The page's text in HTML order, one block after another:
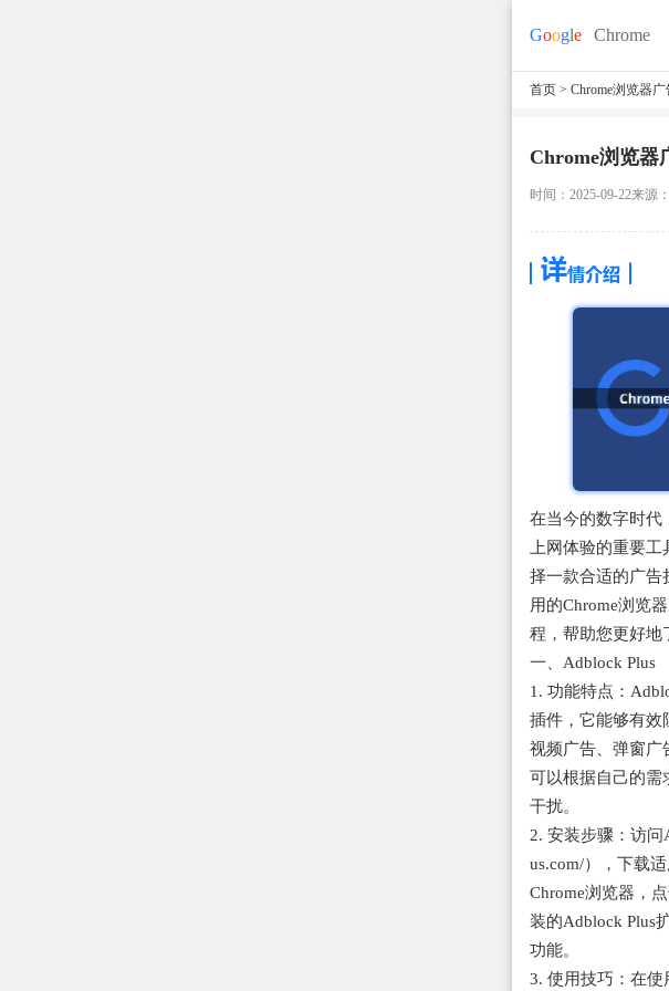
首页 > Chrome浏览器
Chrome浏览器
时间：2025-09-22来源：
在当今的数字时代
上网体验的重要
择一款合适的广告
用的Chrome浏览
程，帮助您更好地
一、Adblock Plus
1. 功能特点：
插件，它能够有效
视频广告、弹窗广
可以根据自己的需
干扰。
2. 安装步骤：访问
us.com/），下载
Chrome浏览器，
装的Adblock Plus
功能。
3. 使用技巧：在使